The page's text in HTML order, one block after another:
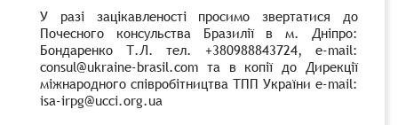
У разі зацікавленості просимо звертатися до
Почесного консульства Бразилії в м. Дніпро:
Бондаренко Т.Л. тел. +380988843724, e-mail:
consul@ukraine-brasil.com та в копії до Дирекції
міжнародного співробітництва ТПП України e-mail:
isa-irpg@ucci.org.ua